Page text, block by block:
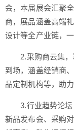
会，本届展会汇聚
商，展品涵盖高端
设计等全产业链，
2.采购商云集，
到场，涵盖经销商
品定制机构等，助
3.行业趋势论坛
新品发布会、采购